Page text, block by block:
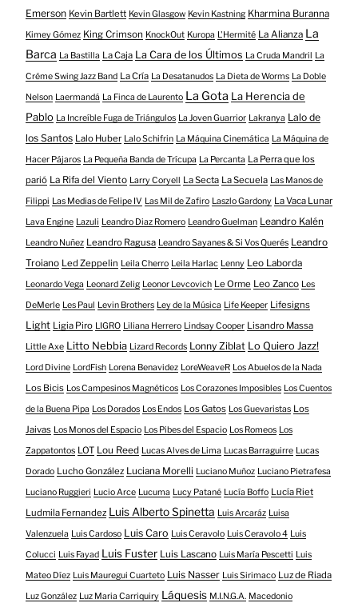
Emerson Kevin Bartlett Kevin Glasgow Kevin Kastning Kharmina Buranna
Kimey Gómez King Crimson KnockOut Kuropa L'Hermité La Alianza La
Barca La Bastilla La Caja La Cara de los Últimos La Cruda Mandril La
Créme Swing Jazz Band La Cría La Desatanudos La Dieta de Worms La Doble
Nelson Laermandá La Finca de Laurento La Gota La Herencia de
Pablo La Increíble Fuga de Triángulos La Joven Guarrior Lakranya Lalo de
los Santos Lalo Huber Lalo Schifrin La Máquina Cinemática La Máquina de
Hacer Pájaros La Pequeña Banda de Trícupa La Percanta La Perra que los
parió La Rifa del Viento Larry Coryell La Secta La Secuela Las Manos de
Filippi Las Medias de Felipe IV Las Mil de Zafiro Laszlo Gardony La Vaca Lunar
Lava Engine Lazuli Leandro Diaz Romero Leandro Guelman Leandro Kalén
Leandro Nuñez Leandro Ragusa Leandro Sayanes & Si Vos Querés Leandro
Troiano Led Zeppelin Leila Cherro Leila Harlac Lenny Leo Laborda
Leonardo Vega Leonard Zelig Leonor Levcovich Le Orme Leo Zanco Les
DeMerle Les Paul Levin Brothers Ley de la Música Life Keeper Lifesigns
Light Ligia Piro LIGRO Liliana Herrero Lindsay Cooper Lisandro Massa
Little Axe Litto Nebbia Lizard Records Lonny Ziblat Lo Quiero Jazz!
Lord Divine LordFish Lorena Benavidez LoreWeaveR Los Abuelos de la Nada
Los Bicis Los Campesinos Magnéticos Los Corazones Imposibles Los Cuentos
de la Buena Pipa Los Dorados Los Endos Los Gatos Los Guevaristas Los
Jaivas Los Monos del Espacio Los Pibes del Espacio Los Romeos Los
Zappatontos LOT Lou Reed Lucas Alves de Lima Lucas Barraguirre Lucas
Dorado Lucho González Luciana Morelli Luciano Muñoz Luciano Pietrafesa
Luciano Ruggieri Lucio Arce Lucuma Lucy Patané Lucía Boffo Lucía Riet
Ludmila Fernandez Luis Alberto Spinetta Luis Arcaráz Luisa
Valenzuela Luis Cardoso Luis Caro Luis Ceravolo Luis Ceravolo 4 Luis
Colucci Luis Fayad Luis Fuster Luis Lascano Luis María Pescetti Luis
Mateo Díez Luis Mauregui Cuarteto Luis Nasser Luis Sirimaco Luz de Riada
Luz González Luz Maria Carriquiry Láquesis M.I.N.G.A. Macedonio